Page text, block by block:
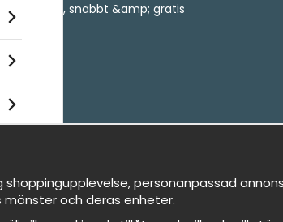
- enkelt, snabbt &amp; gratis
personanpassad
och deras enheter.